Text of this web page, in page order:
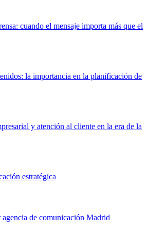
cuando el mensaje importa más que el
la importancia en la planificación de
y atención al cliente en la era de la
estratégica
agencia de comunicación Madrid